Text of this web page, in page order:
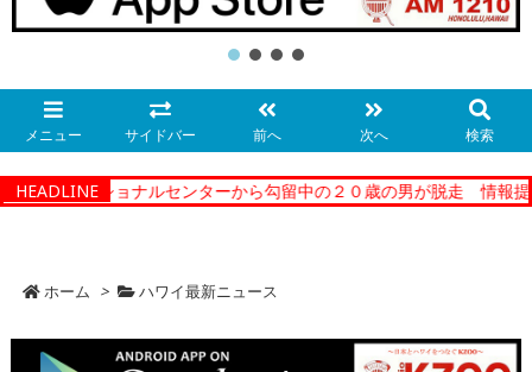
メニュー サイドバー 前へ 次へ 検索
HEADLINE
ーコレクショナルセンターから勾留中の２０歳の男が脱走 情報提供
ホーム > ハワイ最新ニュース